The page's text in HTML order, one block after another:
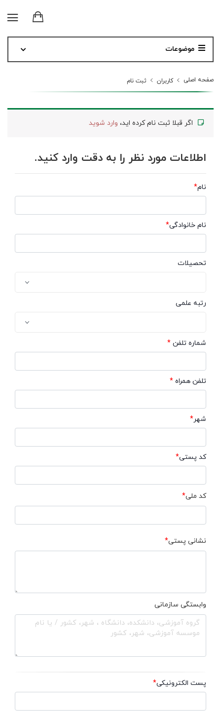
موضوعات
صفحه اصلی کاربران ثبت نام
اگر قبلا ثبت نام کرده اید، وارد شوید
اطلاعات مورد نظر را به دقت وارد کنید.
نام*
نام خانوادگی*
تحصیلات
رتبه علمی
شماره تلفن *
تلفن همراه *
شهر*
کد پستی*
کد ملی*
نشانی پستی*
وابستگی سازمانی
پست الکترونیکی*